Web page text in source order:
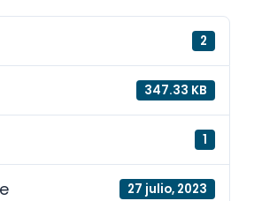
2
347.33 KB
1
27 julio, 2023